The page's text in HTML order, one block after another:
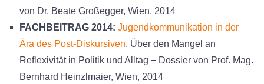
von Dr. Beate Großegger, Wien, 2014
FACHBEITRAG 2014: Jugendkommunikation in der
Ära des Post-Diskursiven. Über den Mangel an
Reflexivität in Politik und Alltag − Dossier von Prof. Mag.
Bernhard Heinzlmaier, Wien, 2014